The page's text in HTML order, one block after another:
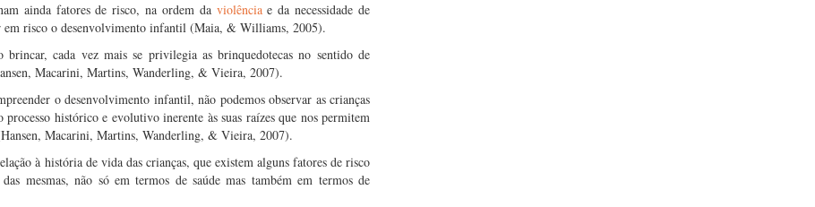
ainda fatores de risco, na ordem da violênciae da necessidade de
em risco o desenvolvimento infantil (Maia, & Williams, 2005).
cada vez mais se privilegia as brinquedotecas no sentido de
Macarini, Martins, Wanderling, & Vieira, 2007).
o desenvolvimento infantil, não podemos observar as crianças
histórico e evolutivo inerente às suas raízes que nos permitem
Macarini, Martins, Wanderling, & Vieira, 2007).
à história de vida das crianças, que existem alguns fatores de risco
mesmas, não só em termos de saúde mas também em termos de